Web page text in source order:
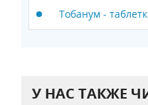
Тобанум -
У НАС ТАКЖЕ